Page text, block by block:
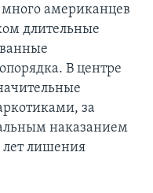
американцев
длительные
В центре
за
наказанием
лет лишения